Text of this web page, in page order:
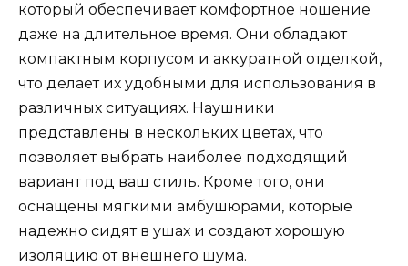
который обеспечивает комфортное ношение
даже на длительное время. Они обладают
компактным корпусом и аккуратной отделкой,
что делает их удобными для использования в
различных ситуациях. Наушники
представлены в нескольких цветах, что
позволяет выбрать наиболее подходящий
вариант под ваш стиль. Кроме того, они
оснащены мягкими амбушюрами, которые
надежно сидят в ушах и создают хорошую
изоляцию от внешнего шума.